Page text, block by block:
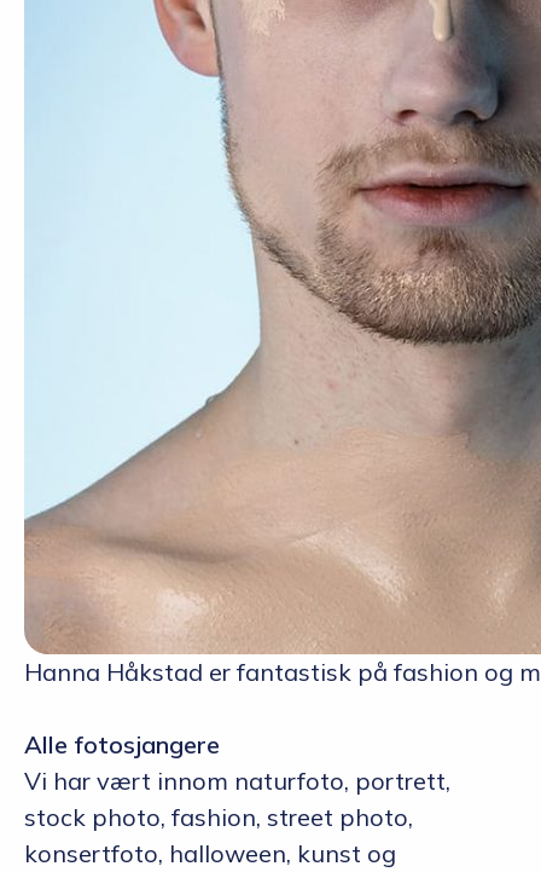
Hanna Håkstad er fantastisk på fashion og
Alle fotosjangere
Vi har vært innom naturfoto, portrett,
stock photo, fashion, street photo,
konsertfoto, halloween, kunst og